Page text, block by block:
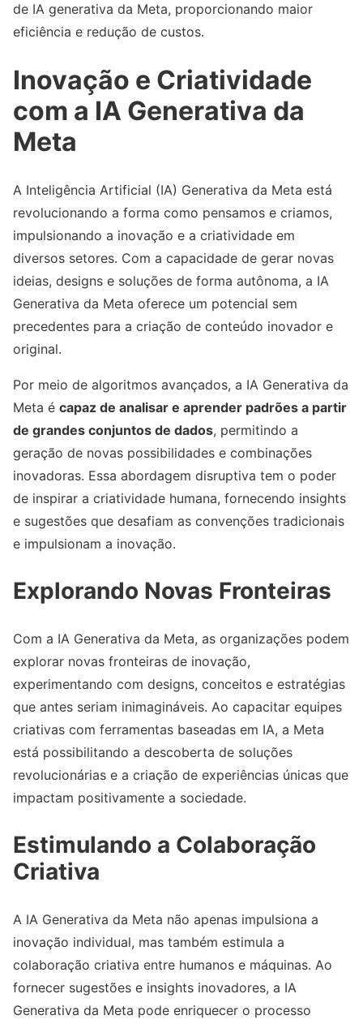
de IA generativa da Meta, proporcionando maior
eficiência e redução de custos.
Inovação e Criatividade
com a IA Generativa da
Meta
A Inteligência Artificial (IA) Generativa da Meta está
revolucionando a forma como pensamos e criamos,
impulsionando a inovação e a criatividade em
diversos setores. Com a capacidade de gerar novas
ideias, designs e soluções de forma autônoma, a IA
Generativa da Meta oferece um potencial sem
precedentes para a criação de conteúdo inovador e
original.
Por meio de algoritmos avançados, a IA Generativa da
Meta é capaz de analisar e aprender padrões a partir
de grandes conjuntos de dados, permitindo a
geração de novas possibilidades e combinações
inovadoras. Essa abordagem disruptiva tem o poder
de inspirar a criatividade humana, fornecendo insights
e sugestões que desafiam as convenções tradicionais
e impulsionam a inovação.
Explorando Novas Fronteiras
Com a IA Generativa da Meta, as organizações podem
explorar novas fronteiras de inovação,
experimentando com designs, conceitos e estratégias
que antes seriam inimagináveis. Ao capacitar equipes
criativas com ferramentas baseadas em IA, a Meta
está possibilitando a descoberta de soluções
revolucionárias e a criação de experiências únicas que
impactam positivamente a sociedade.
Estimulando a Colaboração
Criativa
A IA Generativa da Meta não apenas impulsiona a
inovação individual, mas também estimula a
colaboração criativa entre humanos e máquinas. Ao
fornecer sugestões e insights inovadores, a IA
Generativa da Meta pode enriquecer o processo